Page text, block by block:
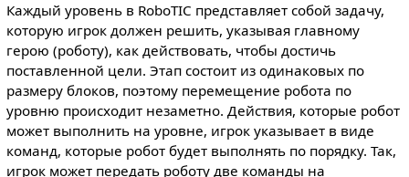
Каждый уровень в RoboTIC представляет собой задачу,
которую игрок должен решить, указывая главному
герою (роботу), как действовать, чтобы достичь
поставленной цели. Этап состоит из одинаковых по
размеру блоков, поэтому перемещение робота по
уровню происходит незаметно. Действия, которые робот
может выполнить на уровне, игрок указывает в виде
команд, которые робот будет выполнять по порядку. Так,
игрок может передать роботу две команды на